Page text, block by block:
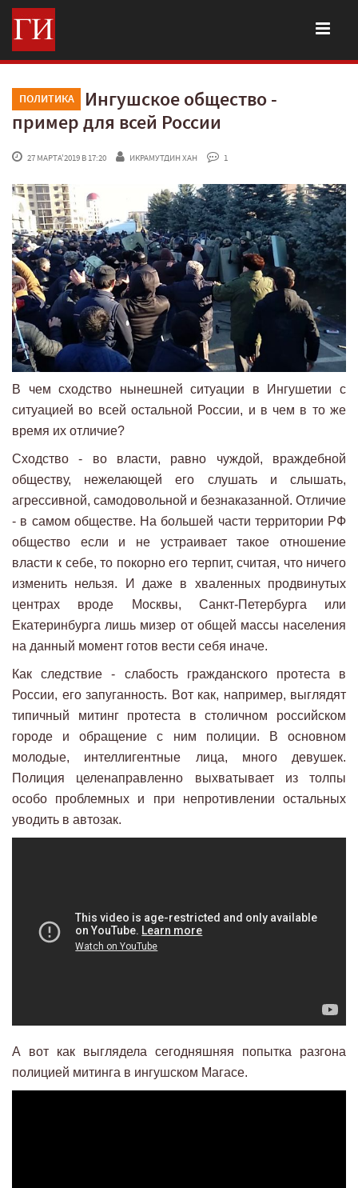
ПОЛИТИКА
Ингушское общество -
пример для всей России
27 МАРТА'2019 В 17:20 ИКРАМУТДИН ХАН 1
В чем сходство нынешней ситуации в Ингушетии с
ситуацией во всей остальной России, и в чем в то же
время их отличие?
Сходство - во власти, равно чуждой, враждебной
обществу, нежелающей его слушать и слышать,
агрессивной, самодовольной и безнаказанной. Отличие
- в самом обществе. На большей части территории РФ
общество если и не устраивает такое отношение
власти к себе, то покорно его терпит, считая, что ничего
изменить нельзя. И даже в хваленных продвинутых
центрах вроде Москвы, Санкт-Петербурга или
Екатеринбурга лишь мизер от общей массы населения
на данный момент готов вести себя иначе.
Как следствие - слабость гражданского протеста в
России, его запуганность. Вот как, например, выглядят
типичный митинг протеста в столичном российском
городе и обращение с ним полиции. В основном
молодые, интеллигентные лица, много девушек.
Полиция целенаправленно выхватывает из толпы
особо проблемных и при непротивлении остальных
уводить в автозак.
А вот как выглядела сегодняшняя попытка разгона
полицией митинга в ингушском Магасе.